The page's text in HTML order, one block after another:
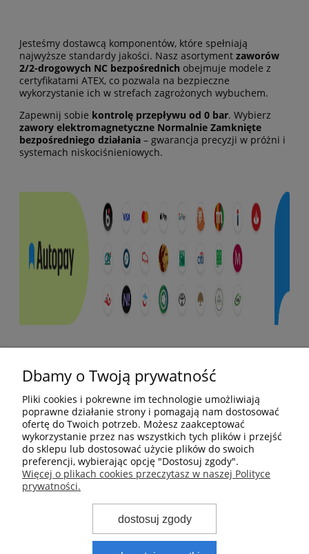
Jesteśmy dostawcą komponentów, które spełniają
najwyższe standardy jakości. Nasz asortyment zaworów
2/2-drogowych NC bezpośrednich obejmuje modele z
certyfikatami ATEX, co pozwala na bezpieczne
wykorzystanie ich w strefach zagrożonych wybuchem.
Zapewnij sobie kontrolę przepływu od 0 bar. Wybierz
zawory elektromagnetyczne Normalnie Zamknięte
bezpośredniego działania – gwarancja precyzji w próżni i
systemach niskociśnieniowych.
Moje konto
Płatności i dostawa
Informacje
Dbamy o Twoją prywatność
Pliki cookies i pokrewne im technologie umożliwiają
poprawne działanie strony i pomagają nam dostosować
ofertę do Twoich potrzeb. Możesz zaakceptować
wykorzystanie przez nas wszystkich tych plików i przejść
do sklepu lub dostosować użycie plików do swoich
preferencji, wybierając opcję "Dostosuj zgody".
Więcej o plikach cookies przeczytasz w naszej Polityce
prywatności.
dostosuj zgody